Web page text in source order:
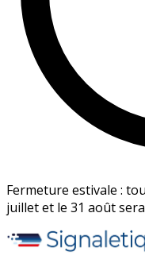
Fermeture estivale :
juillet et le 31 août